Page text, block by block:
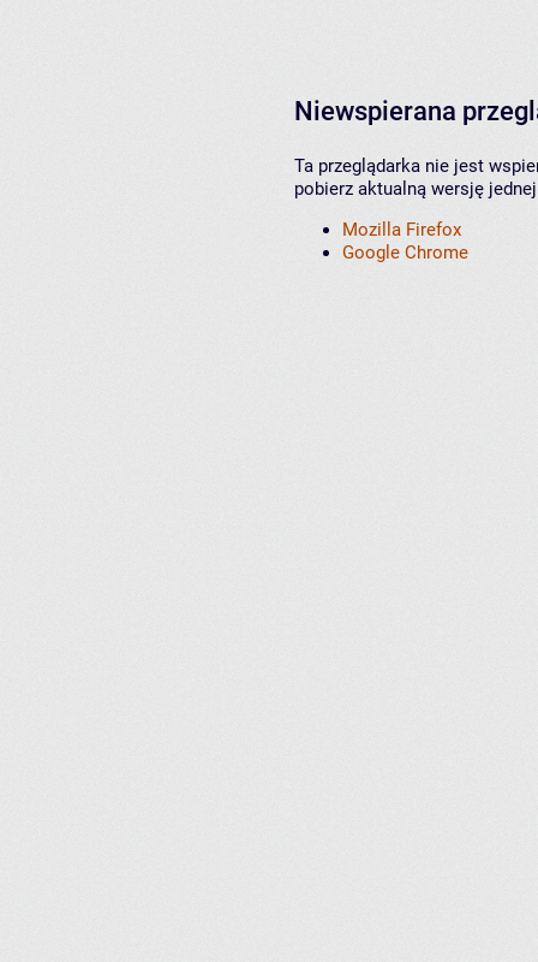
Niewspierana
Ta przeglądarka nie jest
pobierz aktualną wersję
Mozilla Firefox
Google Chrome